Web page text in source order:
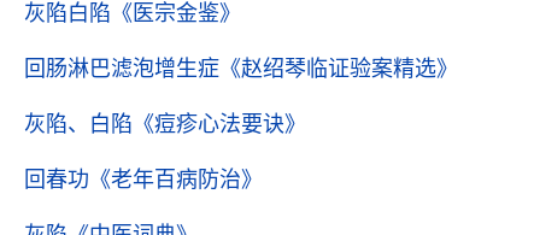
灰陷白陷 《医宗金鉴》
回肠淋巴滤泡增生症 《赵绍琴临证验案精选》
灰陷、白陷 《痘疹心法要诀》
回春功 《老年百病防治》